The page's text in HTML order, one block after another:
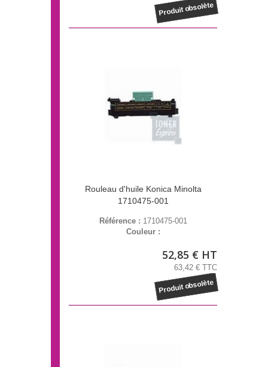
Produit obsolète
Rouleau d'huile Konica Minolta
1710475-001
Référence : 1710475-001
Couleur :
52,85 € HT
63,42 € TTC
Produit obsolète